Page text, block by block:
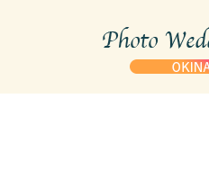
石垣島 サムシングブルー ウ
capryフォトウェディング宮
お二人婚
沖縄リゾート婚